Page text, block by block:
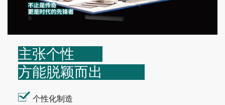
主张个性
方能脱颖而出
个性化制造